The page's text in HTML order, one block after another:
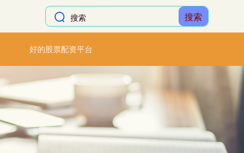
搜索
好的股票配资平台